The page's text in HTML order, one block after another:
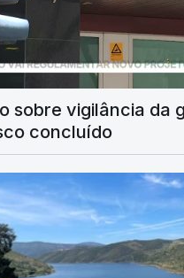
sobre vigilância da
concluído